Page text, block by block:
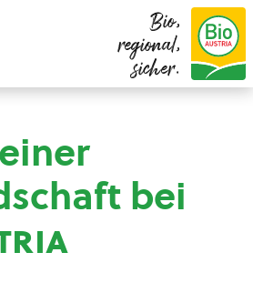
Bio,
regional,
sicher.
bei